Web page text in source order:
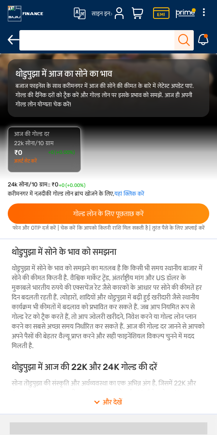
साइन इन
ओवरव्यू कैलकुलेटर
थोडुपुझा में आज का सोने का भाव
बजाज फाइनेंस के साथ करीमनगर में आज की सोने की कीमत के बारे में लेटेस्ट अपडेट पाएं.
गोल्ड की दैनिक दरों को ट्रैक करें और गोल्ड लोन पर इसके प्रभाव को समझें. आज ही अपनी
गोल्ड लोन योग्यता चेक करें!
आज की गोल्ड दर
22k सोना/10 ग्राम
₹0
+0 (+0.00%)
अलर्ट सेट करें
24k सोना/10 ग्राम:: ₹0+0 (+0.00%)
करीमनगर में नज़दीकी गोल्ड लोन ब्रांच खोजने के लिए,यहां क्लिक करें
गोल्ड लोन के लिए पूछताछ करें
फोन और OTP दर्ज करें | चेक करें कि आपको कितनी राशि मिल सकती है | तुरंत पैसे के लिए अप्लाई करें
थोडुपुझा में सोने के भाव को समझना
थोडुपुझा में सोने के भाव को समझने का मतलब है कि किसी भी समय स्थानीय बाजार में
सोने की कीमत कितनी है. वैश्विक मार्केट ट्रेंड, अंतर्राष्ट्रीय मांग और US डॉलर के
मुकाबले भारतीय रुपये की एक्सचेंज रेट जैसे कारकों के आधार पर सोने की कीमतें हर
दिन बदलती रहती हैं. त्योहारों, शादियों और थोडुपुझा में बढ़ी हुई खरीदारी जैसे स्थानीय
कार्यक्रम भी कीमतों में बदलाव को प्रभावित कर सकते हैं. जब आप नियमित रूप से
गोल्ड रेट को ट्रैक करते हैं, तो आप ज्वेलरी खरीदने, निवेश करने या गोल्ड लोन प्लान
करने का सबसे अच्छा समय निर्धारित कर सकते हैं. आज की गोल्ड दर जानने से आपको
अपने पैसों की बेहतर वैल्यू प्राप्त करने और सही फाइनेंशियल विकल्प चुनने में मदद
मिलती है.
थोडुपुझा में आज की 22K और 24K गोल्ड की दरें
सोना तॊडुपुझा की संस्कृति और अर्थव्यवस्था का एक अभिन्न अंग है, जिसमें 22K और
शुद्धता) का इस्तेमाल मुख्य रूप से ज्वेलरी में किया जाता है, क्योंकि यह उच्च गोल्ड
कंटेंट बनाए रखते हुए टिकाऊपन प्रदान करता है. 24-कैरेट गोल्ड (99.9% शुद्धता),
सबसे शुद्ध रूप होने के कारण, सिक्कों और बार में निवेश के लिए ज़्यादा पसंद किया
और देखें